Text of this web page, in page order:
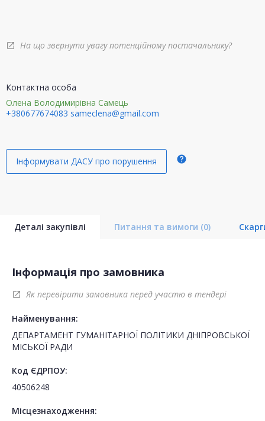
open_in_new На що звернути увагу потенційному постачальнику?
Контактна особа
Олена Володимирівна Самець
+380677674083 sameclena@gmail.com
Інформувати ДАСУ про порушення help
Деталі закупівлі Питання та вимоги (0)
Інформація про замовника
open_in_new Як перевірити замовника перед участю в тендері
Найменування:
ДЕПАРТАМЕНТ ГУМАНІТАРНОЇ ПОЛІТИКИ ДНІПРОВСЬКОЇ
МІСЬКОЇ РАДИ
Код ЄДРПОУ:
40506248
Місцезнаходження: